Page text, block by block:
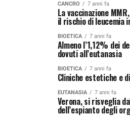
CANCRO 7 anni fa
La vaccinazione
il rischio di leucemia
BIOETICA 7 anni fa
Almeno l’1,12% dei
dovuti all’eutanasia
BIOETICA 7 anni fa
Cliniche estetiche e
EUTANASIA 7 anni fa
Verona, si risveglia
dell’espianto degli